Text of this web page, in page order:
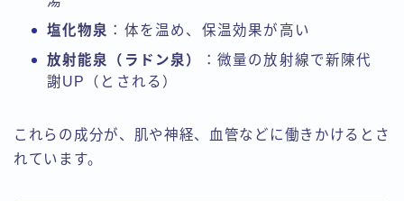
塩化物泉 ：体を温め、保温効果が高い
放射能泉（ラドン泉）
：微量の放射線で新陳代
謝UP（とされる）
これらの成分が、肌や神経、血管などに働きかけるとさ
れています。